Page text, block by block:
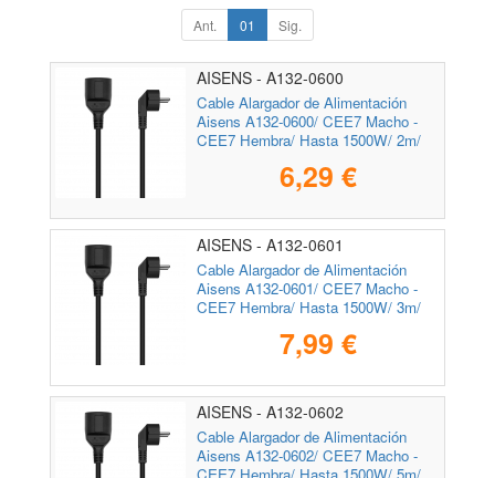
Ant. 01 Sig.
AISENS - A132-0600
Cable Alargador de Alimentación
Aisens A132-0600/ CEE7 Macho -
CEE7 Hembra/ Hasta 1500W/ 2m/
6,29 €
AISENS - A132-0601
Cable Alargador de Alimentación
Aisens A132-0601/ CEE7 Macho -
CEE7 Hembra/ Hasta 1500W/ 3m/
7,99 €
AISENS - A132-0602
Cable Alargador de Alimentación
Aisens A132-0602/ CEE7 Macho -